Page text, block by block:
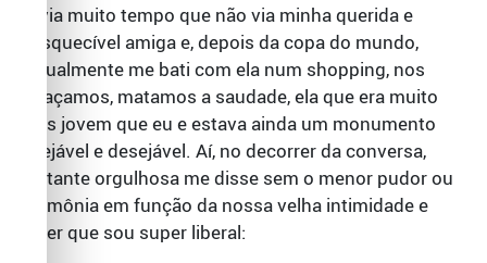
Havia muito tempo que não via minha querida e
inesquecível amiga e, depois da copa do mundo,
casualmente me bati com ela num shopping, nos
abraçamos, matamos a saudade, ela que era muito
mais jovem que eu e estava ainda um monumento
invejável e desejável. Aí, no decorrer da conversa,
bastante orgulhosa me disse sem o menor pudor ou
cerimônia em função da nossa velha intimidade e
saber que sou super liberal: